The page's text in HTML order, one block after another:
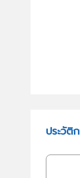
ประวัติ